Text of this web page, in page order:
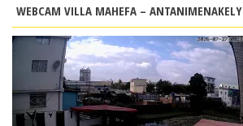
WEBCAM VILLA MAHEFA – ANTANIMENAKELY